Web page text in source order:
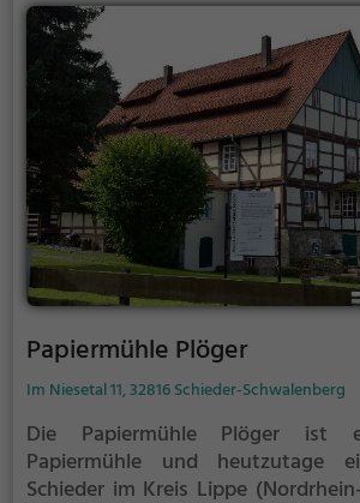
Papiermühle Plöger
Im Niesetal 11, 32816 Schieder-Schwalenberg
Die Papiermühle Plöger ist
Papiermühle und heutzutage
Schieder im Kreis Lippe